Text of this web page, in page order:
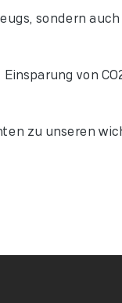
sondern
von
zu unseren